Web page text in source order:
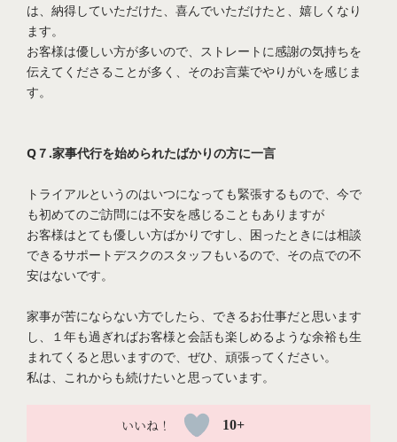
は、納得していただけた、喜んでいただけたと、嬉しくなり
ます。
お客様は優しい方が多いので、ストレートに感謝の気持ちを
伝えてくださることが多く、そのお言葉でやりがいを感じま
す。
Q７.家事代行を始められたばかりの方に一言
トライアルというのはいつになっても緊張するもので、今で
も初めてのご訪問には不安を感じることもありますが
お客様はとても優しい方ばかりですし、困ったときには相談
できるサポートデスクのスタッフもいるので、その点での不
安はないです。
家事が苦にならない方でしたら、できるお仕事だと思います
し、１年も過ぎればお客様と会話も楽しめるような余裕も生
まれてくると思いますので、ぜひ、頑張ってください。
私は、これからも続けたいと思っています。
10+